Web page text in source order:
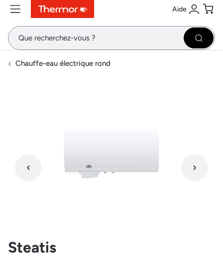
ContenuMenuRecherche Aide
Se
Chauffe-eau électrique rond
Steatis